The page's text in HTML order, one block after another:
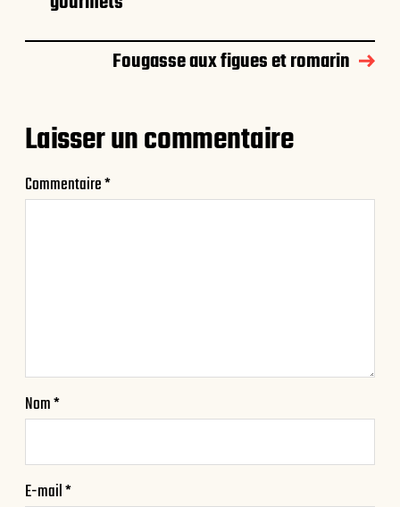
Fougasse aux figues et romarin
Laisser un commentaire
Commentaire*
Nom*
E-mail*